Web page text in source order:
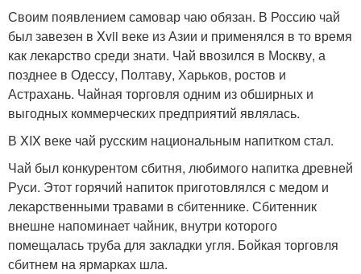
Своим появлением самовар чаю обязан. В Россию чай
был завезен в Xvii веке из Азии и применялся в то время
как лекарство среди знати. Чай ввозился в Москву, а
позднее в Одессу, Полтаву, Харьков, ростов и
Астрахань. Чайная торговля одним из обширных и
выгодных коммерческих предприятий являлась.
В XIX веке чай русским национальным напитком стал.
Чай был конкурентом сбитня, любимого напитка древней
Руси. Этот горячий напиток приготовлялся с медом и
лекарственными травами в сбитеннике. Сбитенник
внешне напоминает чайник, внутри которого
помещалась труба для закладки угля. Бойкая торговля
сбитнем на ярмарках шла.